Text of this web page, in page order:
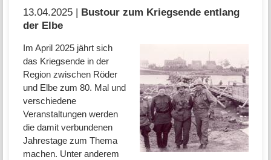
13.04.2025 | Bustour zum Kriegsende entlang
der Elbe
Im April 2025 jährt sich
das Kriegsende in der
Region zwischen Röder
und Elbe zum 80. Mal und
verschiedene
Veranstaltungen werden
die damit verbundenen
Jahrestage zum Thema
machen. Unter anderem